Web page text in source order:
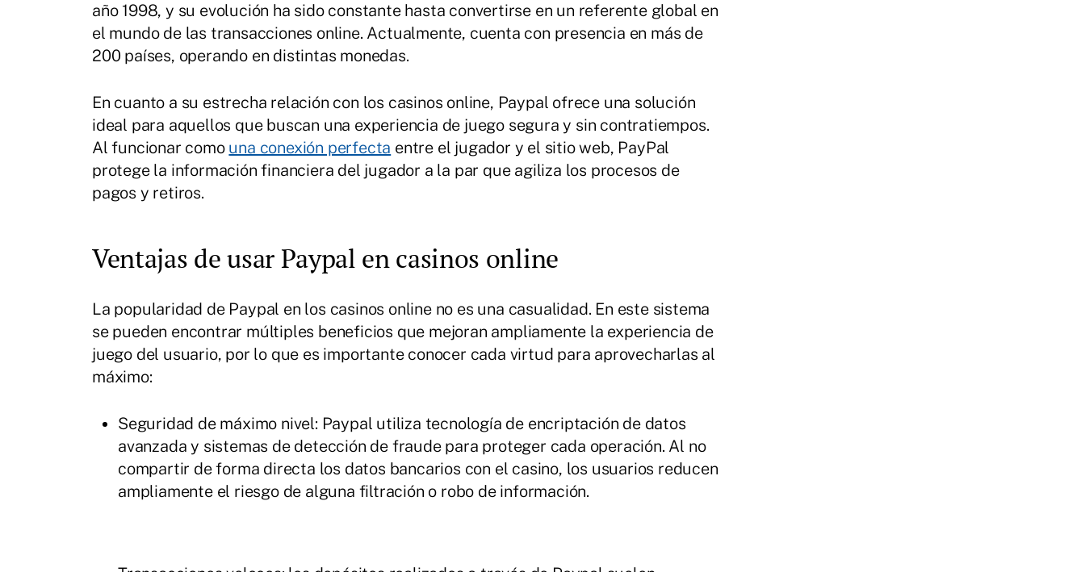
año 1998, y su evolución ha sido constante hasta convertirse en un referente global en
el mundo de las transacciones online. Actualmente, cuenta con presencia en más de
200 países, operando en distintas monedas.
En cuanto a su estrecha relación con los casinos online, Paypal ofrece una solución
ideal para aquellos que buscan una experiencia de juego segura y sin contratiempos.
Al funcionar como una conexión perfecta entre el jugador y el sitio web, PayPal
protege la información financiera del jugador a la par que agiliza los procesos de
pagos y retiros.
Ventajas de usar Paypal en casinos online
La popularidad de Paypal en los casinos online no es una casualidad. En este sistema
se pueden encontrar múltiples beneficios que mejoran ampliamente la experiencia de
juego del usuario, por lo que es importante conocer cada virtud para aprovecharlas al
máximo:
Seguridad de máximo nivel: Paypal utiliza tecnología de encriptación de datos
avanzada y sistemas de detección de fraude para proteger cada operación. Al no
compartir de forma directa los datos bancarios con el casino, los usuarios reducen
ampliamente el riesgo de alguna filtración o robo de información.